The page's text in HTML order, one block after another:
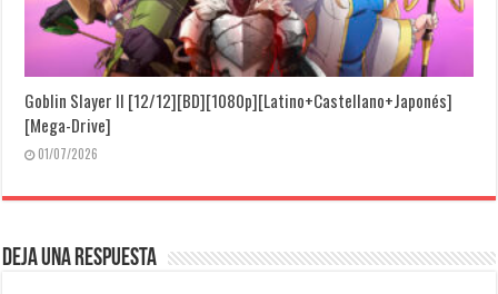
Goblin Slayer II [12/12][BD][1080p][Latino+Castellano+Japonés]
[Mega-Drive]
01/07/2026
Deja una respuesta